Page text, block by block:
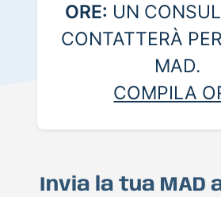
ORE: UN
CONTATTERÀ
MAD.
COMPILA
Invia la tua MAD